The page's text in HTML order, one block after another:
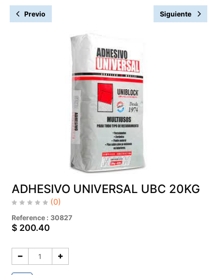
Previo Siguiente
ADHESIVO UNIVERSAL UBC 20KG
(0)
Reference : 30827
$ 200.40